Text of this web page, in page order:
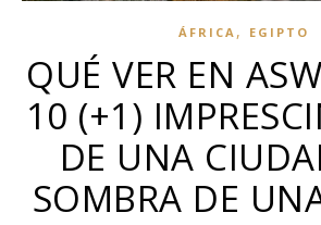
ÁFRICA , EGIPTO
QUÉ VER EN
10 (+1)
DE UNA
SOMBRA DE